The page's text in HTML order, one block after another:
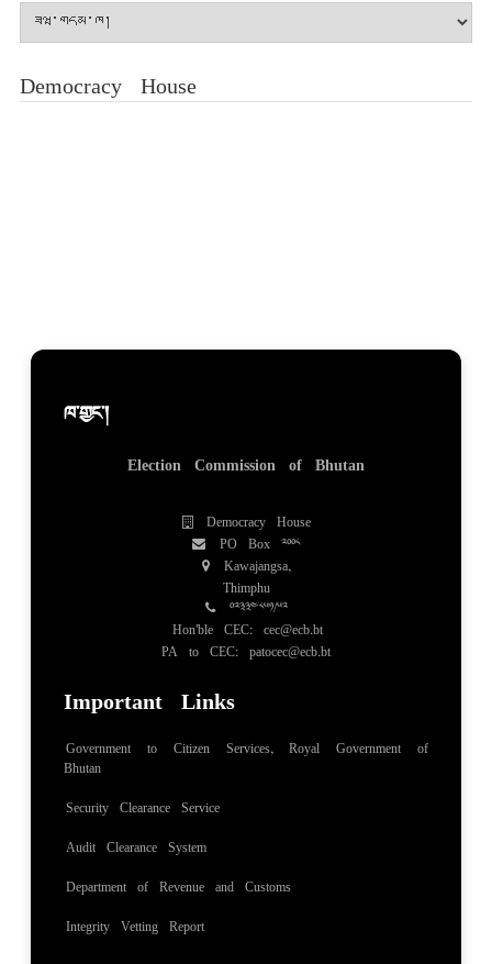
Democracy House
ཁ་གྱང་།
Election Commission of Bhutan
Democracy House
PO Box 2008
Kawajangsa,
Thimphu
02334851/52
Hon'ble CEC: cec@ecb.bt
PA to CEC: patocec@ecb.bt
Important Links
Government to Citizen Services, Royal Government of
Bhutan
Security Clearance Service
Audit Clearance System
Department of Revenue and Customs
Integrity Vetting Report